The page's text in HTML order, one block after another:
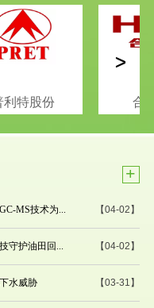
利特股份 合
>
+
【04-02】
MS技术为...
【04-02】
守护油田回...
【03-31】
水威胁